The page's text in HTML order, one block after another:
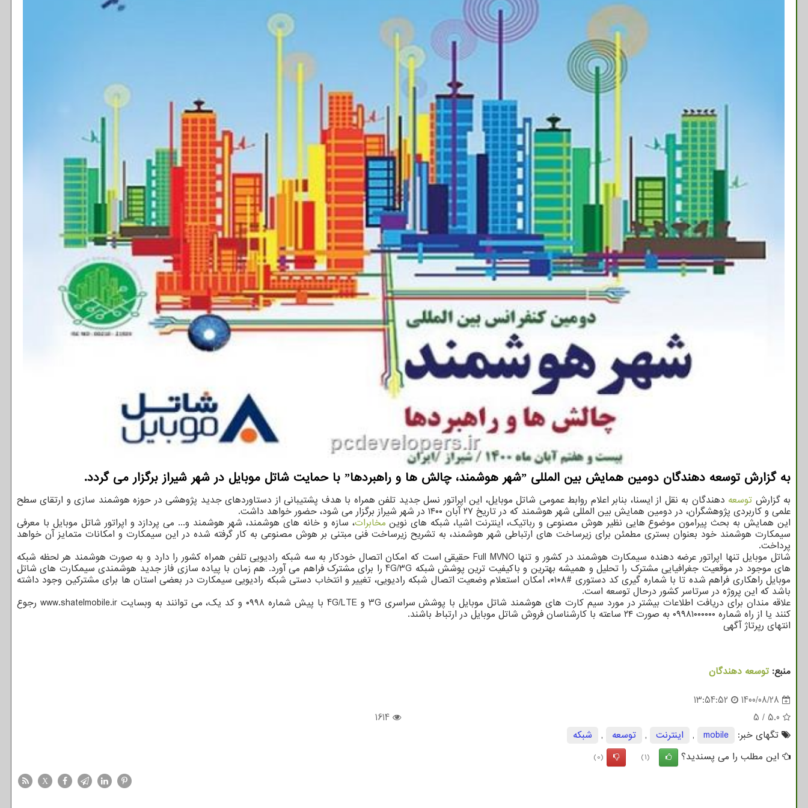
به گزارش توسعه دهندگان دومین همایش بین المللی ˮشهر هوشمند، چالش ها و راهبردهاˮ با حمایت شاتل موبایل در شهر شیراز برگزار می گردد.
به گزارش توسعه دهندگان به نقل از ایسنا، بنابر اعلام روابط عمومی شاتل موبایل، این اپراتور نسل جدید تلفن همراه با هدف پشتیبانی از دستاوردهای جدید پژوهشی در حوزه هوشمند سازی و ارتقای سطح
علمی و کاربردی پژوهشگران، در دومین همایش بین المللی شهر هوشمند که در تاریخ ۲۷ آبان ۱۴۰۰ در شهر شیراز برگزار می شود، حضور خواهد داشت.
این همایش به بحث پیرامون موضوع هایی نظیر هوش مصنوعی و رباتیک، اینترنت اشیا، شبکه های نوین مخابرات، سازه و خانه های هوشمند، شهر هوشمند و... می پردازد و اپراتور شاتل موبایل با معرفی
سیمکارت هوشمند خود بعنوان بستری مطمئن برای زیرساخت های ارتباطی شهر هوشمند، به تشریح زیرساخت فنی مبتنی بر هوش مصنوعی به کار گرفته شده در این سیمکارت و امکانات متمایز آن خواهد
پرداخت.
شاتل موبایل تنها اپراتور عرضه دهنده سیمکارت هوشمند در کشور و تنها Full MVNO حقیقی است که امکان اتصال خودکار به سه شبکه رادیویی تلفن همراه کشور را دارد و به صورت هوشمند هر لحظه شبکه
های موجود در موقعیت جغرافیایی مشترک را تحلیل و همیشه بهترین و باکیفیت ترین پوشش شبکه 4G/3G را برای مشترک فراهم می آورد. هم زمان با پیاده سازی فاز جدید هوشمندی سیمکارت های شاتل
موبایل راهکاری فراهم شده تا با شماره گیری کد دستوری #۸*۱*، امکان استعلام وضعیت اتصال شبکه رادیویی، تغییر و انتخاب دستی شبکه رادیویی سیمکارت در بعضی استان ها برای مشترکین وجود داشته
باشد که این پروژه در سرتاسر کشور درحال توسعه است.
علاقه مندان برای دریافت اطلاعات بیشتر در مورد سیم کارت های هوشمند شاتل موبایل با پوشش سراسری 3G و 4G/LTE با پیش شماره ۰۹۹۸ و کد یک، می توانند به وبسایت www.shatelmobile.ir رجوع
کنند یا از راه شماره ۰۹۹۸۱۰۰۰۰۰۰ به صورت ۲۴ ساعته با کارشناسان فروش شاتل موبایل در ارتباط باشند.
انتهای رپرتاژ آگهی
منبع: توسعه دهندگان
1400/08/28
13:54:52
5.0
/
5
1614
تگهای خبر:
mobile
, اینترنت , توسعه ,
شبكه
این مطلب را می پسندید؟
(1)
(0)
X